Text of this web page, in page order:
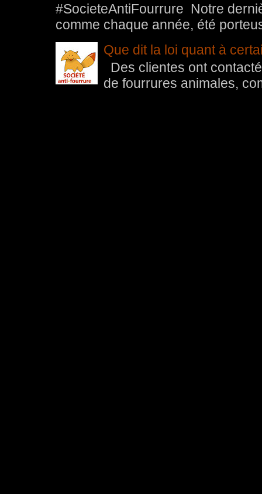
#SocieteAntiFourrure Notre
comme chaque année, été
Que dit la loi quant à
Des clientes ont
de fourrures animales,